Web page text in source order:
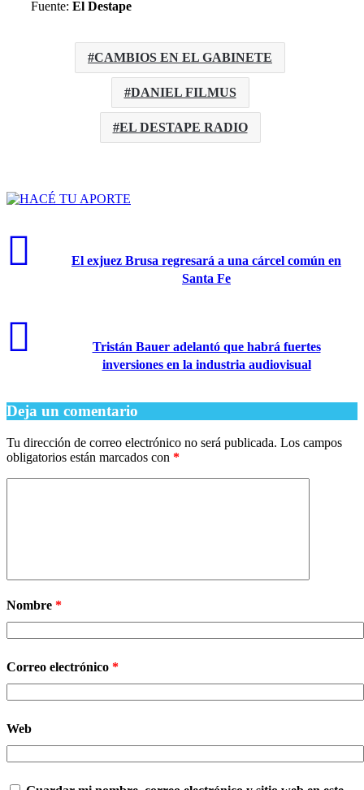
Fuente: El Destape
CAMBIOS EN EL GABINETE
DANIEL FILMUS
EL DESTAPE RADIO
El exjuez Brusa regresará a una cárcel común en
Santa Fe
Tristán Bauer adelantó que habrá fuertes
inversiones en la industria audiovisual
Deja un comentario
Tu dirección de correo electrónico no será publicada. Los campos
obligatorios están marcados con *
Nombre *
Correo electrónico *
Web